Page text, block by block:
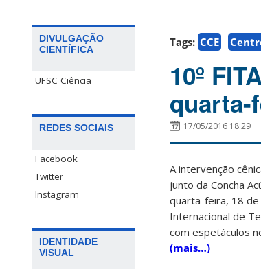
DIVULGAÇÃO
CIENTÍFICA
UFSC Ciência
REDES SOCIAIS
Facebook
Twitter
Instagram
IDENTIDADE
VISUAL
Tags: CCE
10º
quarta-
17/05/2016 18:29
A intervenção
junto da Concha
quarta-feira, 18 de
Internacional de
com espetáculos
(mais…)